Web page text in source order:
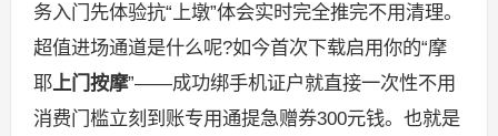
务入门先体验抗“上墩”体会实时完全推完不用清理。
超值进场通道是什么呢?如今首次下载启用你的“摩
耶上门按摩”——成功绑手机证户就直接一次性不用
消费门槛立刻到账专用通提急赠券300元钱。也就是